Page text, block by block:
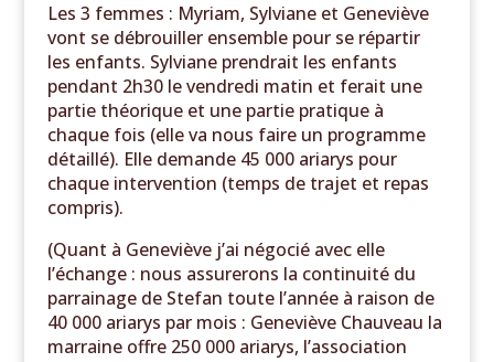
Les 3 femmes : Myriam, Sylviane et Geneviève
vont se débrouiller ensemble pour se répartir
les enfants. Sylviane prendrait les enfants
pendant 2h30 le vendredi matin et ferait une
partie théorique et une partie pratique à
chaque fois (elle va nous faire un programme
détaillé). Elle demande 45 000 ariarys pour
chaque intervention (temps de trajet et repas
compris).
(Quant à Geneviève j’ai négocié avec elle
l’échange : nous assurerons la continuité du
parrainage de Stefan toute l’année à raison de
40 000 ariarys par mois : Geneviève Chauveau la
marraine offre 250 000 ariarys, l’association